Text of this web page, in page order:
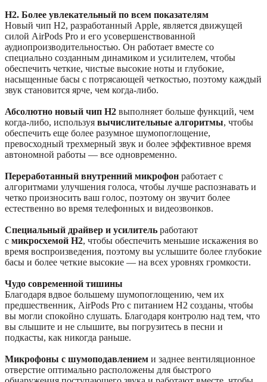
H2. Более увлекательный по всем показателям
Новый чип H2, разработанный Apple, является движущей
силой AirPods Pro и его усовершенствованной
аудиопроизводительностью. Он работает вместе со
специально созданным динамиком и усилителем, чтобы
обеспечить четкие, чистые высокие ноты и глубокие,
насыщенные басы с потрясающей четкостью, поэтому каждый
звук становится ярче, чем когда-либо.
Абсолютно новый чип H2 выполняет больше функций, чем
когда-либо, используя вычислительные алгоритмы, чтобы
обеспечить еще более разумное шумопоглощение,
превосходный трехмерный звук и более эффективное время
автономной работы — все одновременно.
Переработанный внутренний микрофон работает с
алгоритмами улучшения голоса, чтобы лучше распознавать и
четко произносить ваш голос, поэтому он звучит более
естественно во время телефонных и видеозвонков.
Специальный драйвер и усилитель работают
с микросхемой H2, чтобы обеспечить меньшие искажения во
время воспроизведения, поэтому вы услышите более глубокие
басы и более четкие высокие — на всех уровнях громкости.
Чудо современной тишины
Благодаря вдвое большему шумопоглощению, чем их
предшественник, AirPods Pro с питанием H2 созданы, чтобы
вы могли спокойно слушать. Благодаря контролю над тем, что
вы слышите и не слышите, вы погрузитесь в песни и
подкасты, как никогда раньше.
Микрофоны с шумоподавлением и заднее вентиляционное
отверстие оптимально расположены для быстрого